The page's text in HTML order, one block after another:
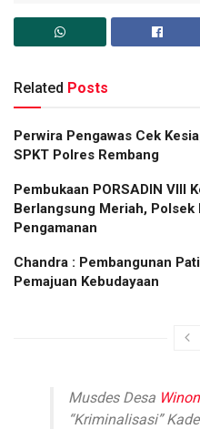
Related Posts
Perwira Pengawas Cek
SPKT Polres Rembang
Pembukaan PORSADIN VIII
Berlangsung Meriah, Polsek
Pengamanan
Chandra : Pembangunan
Pemajuan Kebudayaan
Musdes Desa
“Kriminalisasi”